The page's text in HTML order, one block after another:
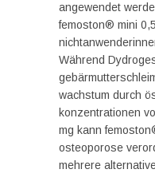
angewendet
femoston® mini
Während
wachstum durch
konzentrationen
mg kann
osteoporose
mehrere